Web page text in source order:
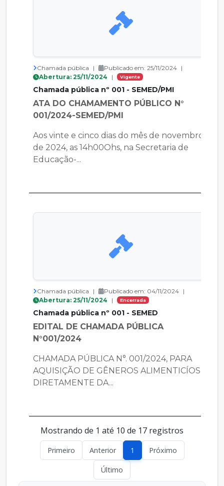
Chamada pública | Publicado em: 25/11/2024 |
Abertura: 25/11/2024
| Vigente
Chamada pública nº 001 - SEMED/PMI
ATA DO CHAMAMENTO PÚBLICO N°
001/2024-SEMED/PMI
Aos vinte e cinco dias do mês de novembro
de 2024, as 14h00Ohs, na Secretaria de
Educação-...
Chamada pública | Publicado em: 04/11/2024 |
Abertura: 25/11/2024
| Encerrada
Chamada pública nº 001 - SEMED
EDITAL DE CHAMADA PÚBLICA
N°001/2024
CHAMADA PÚBLICA N°. 001/2024, PARA
AQUISIÇÃO DE GÊNEROS ALIMENTICÍOS
DIRETAMENTE DA...
Mostrando de 1 até 10 de 17 registros
Primeiro Anterior 1 Próximo
Último